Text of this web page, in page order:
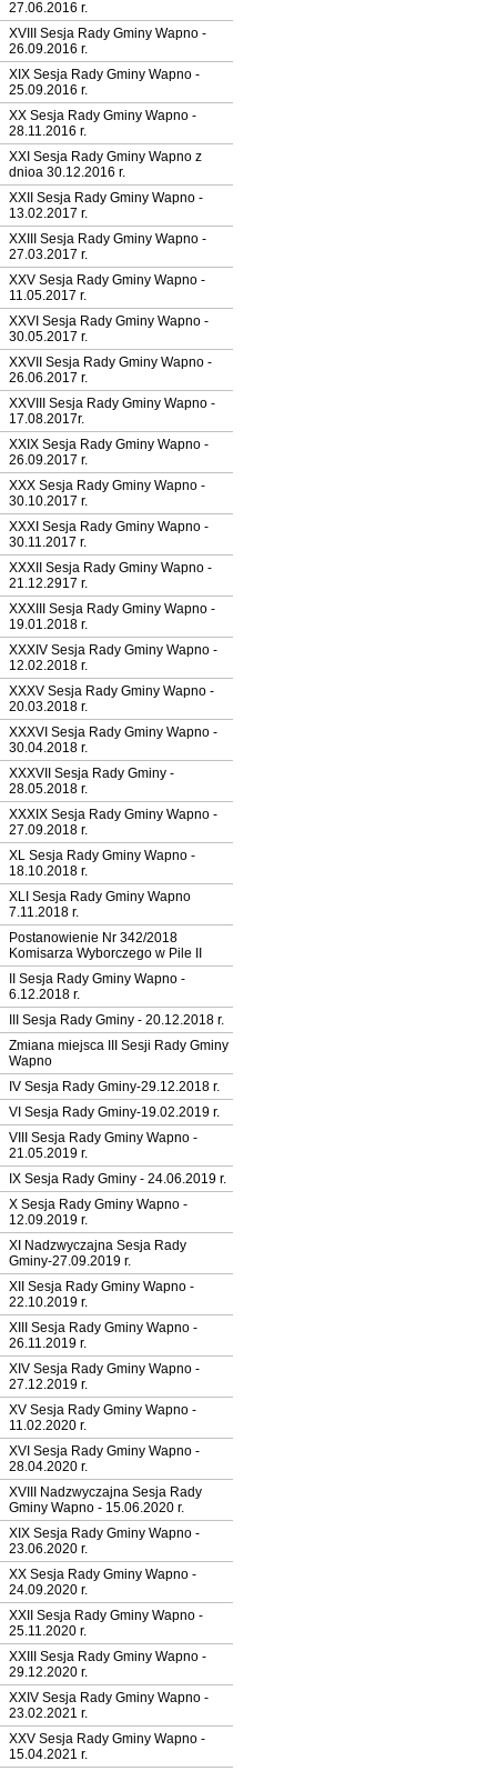
27.06.2016 r.
XVIII Sesja Rady Gminy Wapno -
26.09.2016 r.
XIX Sesja Rady Gminy Wapno -
25.09.2016 r.
XX Sesja Rady Gminy Wapno -
28.11.2016 r.
XXI Sesja Rady Gminy Wapno z
dnioa 30.12.2016 r.
XXII Sesja Rady Gminy Wapno -
13.02.2017 r.
XXIII Sesja Rady Gminy Wapno -
27.03.2017 r.
XXV Sesja Rady Gminy Wapno -
11.05.2017 r.
XXVI Sesja Rady Gminy Wapno -
30.05.2017 r.
XXVII Sesja Rady Gminy Wapno -
26.06.2017 r.
XXVIII Sesja Rady Gminy Wapno -
17.08.2017r.
XXIX Sesja Rady Gminy Wapno -
26.09.2017 r.
XXX Sesja Rady Gminy Wapno -
30.10.2017 r.
XXXI Sesja Rady Gminy Wapno -
30.11.2017 r.
XXXII Sesja Rady Gminy Wapno -
21.12.2917 r.
XXXIII Sesja Rady Gminy Wapno -
19.01.2018 r.
XXXIV Sesja Rady Gminy Wapno -
12.02.2018 r.
XXXV Sesja Rady Gminy Wapno -
20.03.2018 r.
XXXVI Sesja Rady Gminy Wapno -
30.04.2018 r.
XXXVII Sesja Rady Gminy -
28.05.2018 r.
XXXIX Sesja Rady Gminy Wapno -
27.09.2018 r.
XL Sesja Rady Gminy Wapno -
18.10.2018 r.
XLI Sesja Rady Gminy Wapno
7.11.2018 r.
Postanowienie Nr 342/2018
Komisarza Wyborczego w Pile II
II Sesja Rady Gminy Wapno -
6.12.2018 r.
III Sesja Rady Gminy - 20.12.2018 r.
Zmiana miejsca III Sesji Rady Gminy
Wapno
IV Sesja Rady Gminy-29.12.2018 r.
VI Sesja Rady Gminy-19.02.2019 r.
VIII Sesja Rady Gminy Wapno -
21.05.2019 r.
IX Sesja Rady Gminy - 24.06.2019 r.
X Sesja Rady Gminy Wapno -
12.09.2019 r.
XI Nadzwyczajna Sesja Rady
Gminy-27.09.2019 r.
XII Sesja Rady Gminy Wapno -
22.10.2019 r.
XIII Sesja Rady Gminy Wapno -
26.11.2019 r.
XIV Sesja Rady Gminy Wapno -
27.12.2019 r.
XV Sesja Rady Gminy Wapno -
11.02.2020 r.
XVI Sesja Rady Gminy Wapno -
28.04.2020 r.
XVIII Nadzwyczajna Sesja Rady
Gminy Wapno - 15.06.2020 r.
XIX Sesja Rady Gminy Wapno -
23.06.2020 r.
XX Sesja Rady Gminy Wapno -
24.09.2020 r.
XXII Sesja Rady Gminy Wapno -
25.11.2020 r.
XXIII Sesja Rady Gminy Wapno -
29.12.2020 r.
XXIV Sesja Rady Gminy Wapno -
23.02.2021 r.
XXV Sesja Rady Gminy Wapno -
15.04.2021 r.